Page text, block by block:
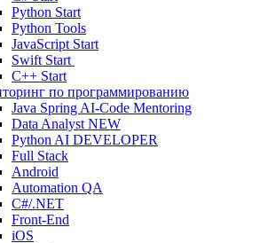
Python Start
Python Tools
JavaScript Start
Swift Start
C++ Start
по программированию
Java Spring AI-Code Mentoring
Data Analyst NEW
Python AI DEVELOPER
Full Stack
Android
Automation QA
C#/.NET
Front-End
iOS